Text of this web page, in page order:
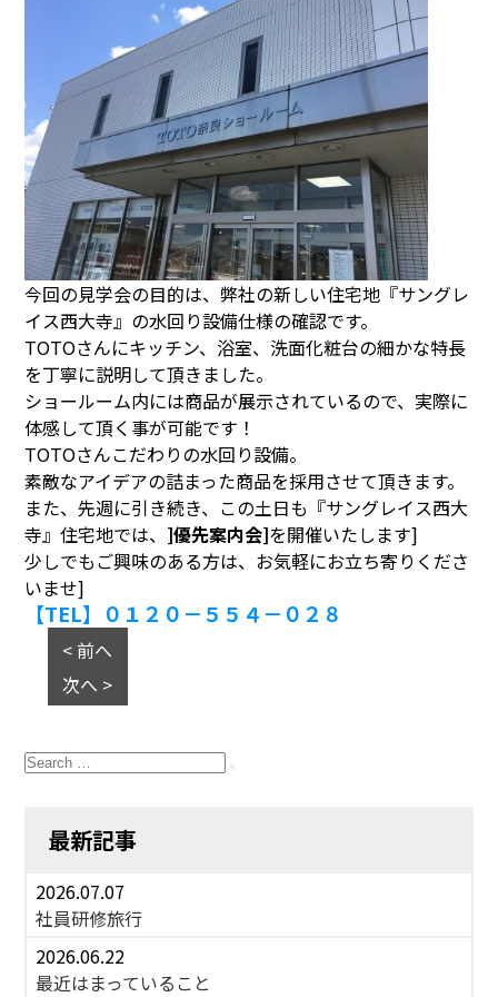
今回の見学会の目的は、弊社の新しい住宅地『サングレ
イス西大寺』の水回り設備仕様の確認です。
TOTOさんにキッチン、浴室、洗面化粧台の細かな特長
を丁寧に説明して頂きました。
ショールーム内には商品が展示されているので、実際に
体感して頂く事が可能です！
TOTOさんこだわりの水回り設備。
素敵なアイデアの詰まった商品を採用させて頂きます。
また、先週に引き続き、この土日も『サングレイス西大
寺』住宅地では、 ]優先案内会]を開催いたします]
少しでもご興味のある方は、お気軽にお立ち寄りくださ
いませ]
【TEL】０１２０－５５４－０２８
< 前へ
次へ >
Search
for:
最新記事
2026.07.07
社員研修旅行
2026.06.22
最近はまっていること